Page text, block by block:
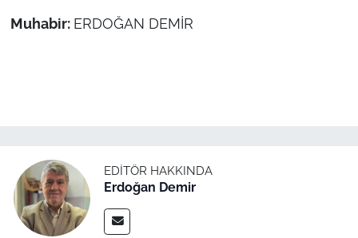
Muhabir: ERDOĞAN DEMİR
EDITÖR HAKKINDA
Erdoğan Demir